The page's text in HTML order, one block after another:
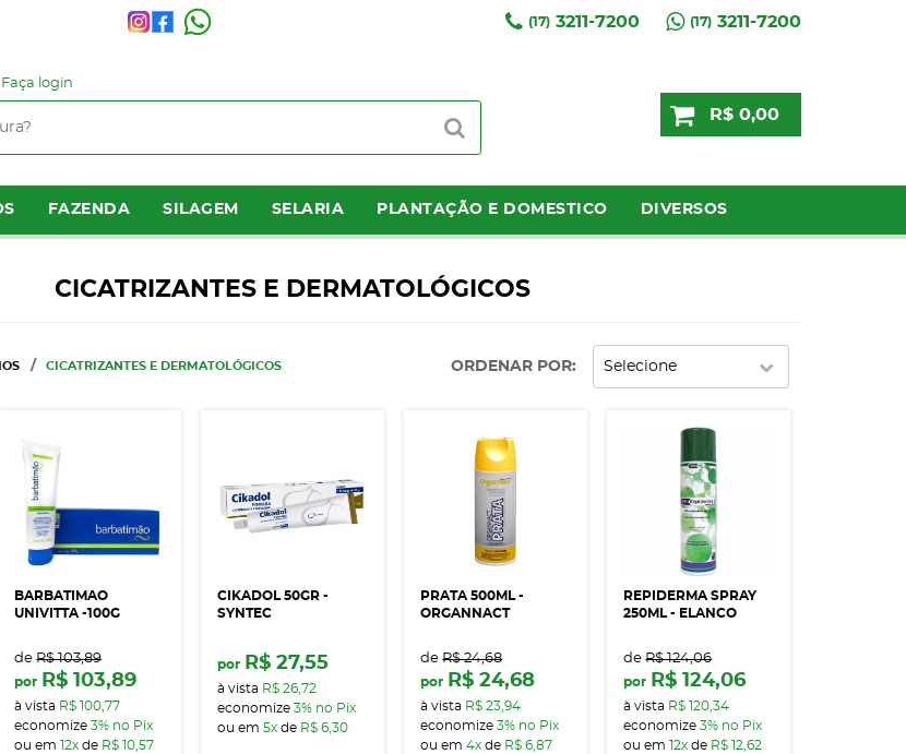
(17)3211-7200 (17)3211-7200
Faça login
R$ 0,00
FAZENDA SILAGEM SELARIA PLANTAÇÃO E DOMESTICO DIVERSOS
CICATRIZANTES E DERMATOLÓGICOS
CICATRIZANTES E DERMATOLÓGICOS ORDENAR POR Selecione
BARBATIMAO
UNIVITTA -100G
de R$ 103,89
por R$ 103,89
à vista R$ 100,77
economize3% no Pix
ou em
12x de R$ 10,57
CIKADOL 50GR -
SYNTEC
por R$ 27,55
à vista R$ 26,72
economize3% no Pix
ou em5x de R$ 6,30
PRATA 500ML -
ORGANNACT
de R$ 24,68
por R$ 24,68
à vista R$ 23,94
economize3% no Pix
ou em4x de R$ 6,87
REPIDERMA SPRAY
250ML - ELANCO
de R$ 124,06
por R$ 124,06
à vista R$ 120,34
economize3% no Pix
ou em
12x de R$ 12,62